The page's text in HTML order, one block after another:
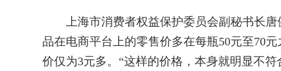
上海市消费者权益保护委员会副秘书长唐
品在电商平台上的零售价多在每瓶50元至70
价仅为3元多。“这样的价格，本身就明显不